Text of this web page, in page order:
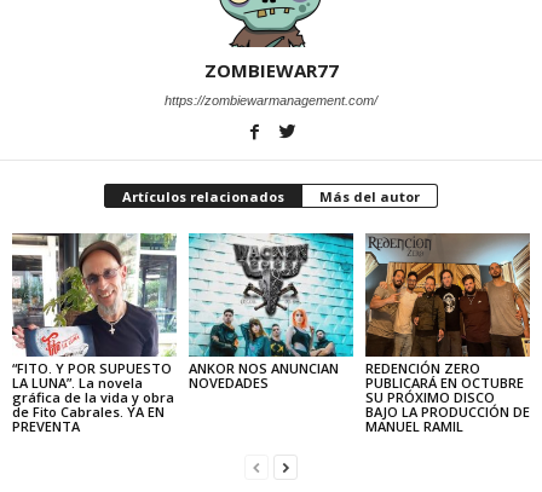
ZOMBIEWAR77
https://zombiewarmanagement.com/
Artículos relacionados Más del autor
“FITO. Y POR SUPUESTO
LA LUNA”. La novela
gráfica de la vida y obra
de Fito Cabrales. YA EN
PREVENTA
ANKOR NOS ANUNCIAN
NOVEDADES
REDENCIÓN ZERO
PUBLICARÁ EN OCTUBRE
SU PRÓXIMO DISCO
BAJO LA PRODUCCIÓN DE
MANUEL RAMIL